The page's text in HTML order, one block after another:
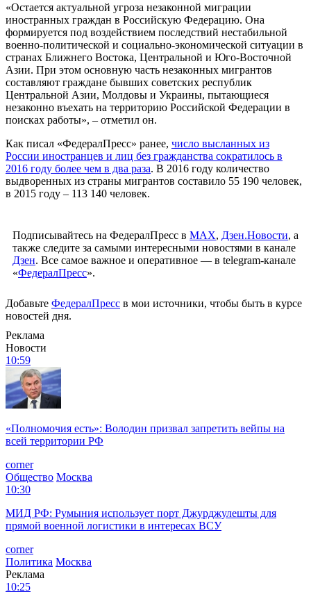
«Остается актуальной угроза незаконной миграции
иностранных граждан в Российскую Федерацию. Она
формируется под воздействием последствий нестабильной
военно-политической и социально-экономической ситуации в
странах Ближнего Востока, Центральной и Юго-Восточной
Азии. При этом основную часть незаконных мигрантов
составляют граждане бывших советских республик
Центральной Азии, Молдовы и Украины, пытающиеся
незаконно въехать на территорию Российской Федерации в
поисках работы», – отметил он.
Как писал «ФедералПресс» ранее, число высланных из
России иностранцев и лиц без гражданства сократилось в
2016 году более чем в два раза. В 2016 году количество
выдворенных из страны мигрантов составило 55 190 человек,
в 2015 году – 113 140 человек.
Подписывайтесь на ФедералПресс в МАХ, Дзен.Новости, а
также следите за самыми интересными новостями в канале
Дзен. Все самое важное и оперативное — в telegram-канале
«ФедералПресс».
Добавьте ФедералПресс в мои источники, чтобы быть в курсе
новостей дня.
Реклама
Новости
10:59
«Полномочия есть»: Володин призвал запретить вейпы на
всей территории РФ
corner
Общество Москва
10:30
МИД РФ: Румыния использует порт Джурджулешты для
прямой военной логистики в интересах ВСУ
corner
Политика Москва
Реклама
10:25